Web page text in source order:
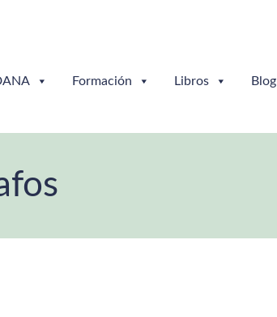
Formación Libros Blog